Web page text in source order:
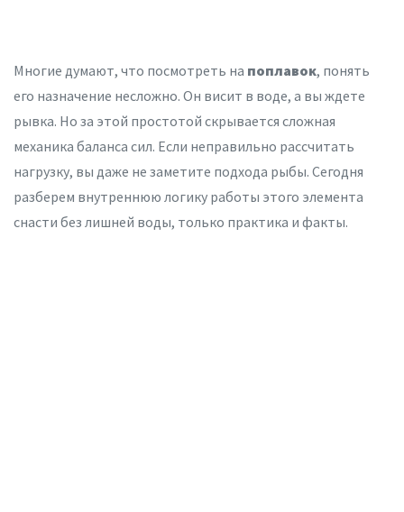
Многие думают, что посмотреть на поплавок, понять
его назначение несложно. Он висит в воде, а вы ждете
рывка. Но за этой простотой скрывается сложная
механика баланса сил. Если неправильно рассчитать
нагрузку, вы даже не заметите подхода рыбы. Сегодня
разберем внутреннюю логику работы этого элемента
снасти без лишней воды, только практика и факты.